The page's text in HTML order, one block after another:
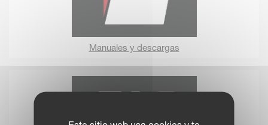
Manuales y descargas